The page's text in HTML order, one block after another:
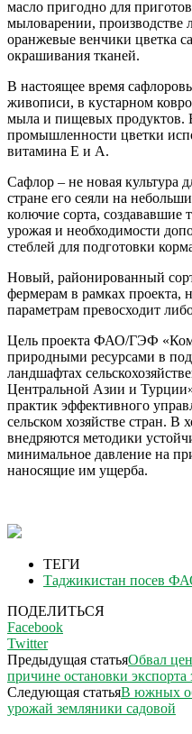
масло пригодно для
мыловарении, производстве
оранжевые венчики цветка
окрашивания тканей.
В настоящее время
живописи, в кустарном
мыла и пищевых продуктов.
промышленности цветки
витамина Е и А.
Сафлор – не новая культура
стране его сеяли на
колючие сорта, создававшие
урожая и необходимости
стеблей для подготовки
Новый, районированный
фермерам в рамках
параметрам превосходит
Цель проекта ФАО/ГЭФ
природными ресурсами в
ландшафтах
Центральной Азии и
практик эффективного
сельском хозяйстве стран. В
внедряются методики
минимальное давление на
наносящие им ущерба.
ТЕГИ
Таджикистан посев
ПОДЕЛИТЬСЯ
Facebook
Twitter
Предыдущая статьяОбвал
причине остановки экспорта
Следующая статьяВ южных
урожай земляники садовой